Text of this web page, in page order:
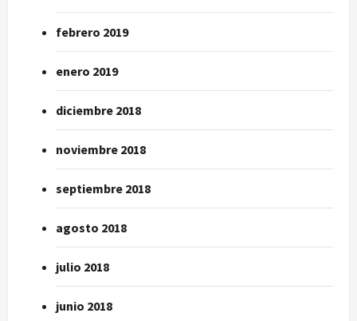
febrero 2019
enero 2019
diciembre 2018
noviembre 2018
septiembre 2018
agosto 2018
julio 2018
junio 2018